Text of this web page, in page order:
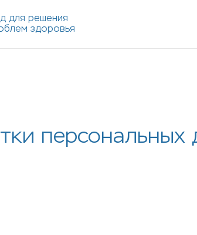
для решения
здоровья
персональных